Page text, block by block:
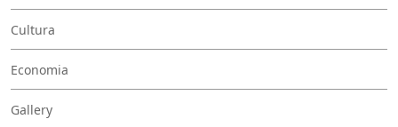
Cultura
Economia
Gallery